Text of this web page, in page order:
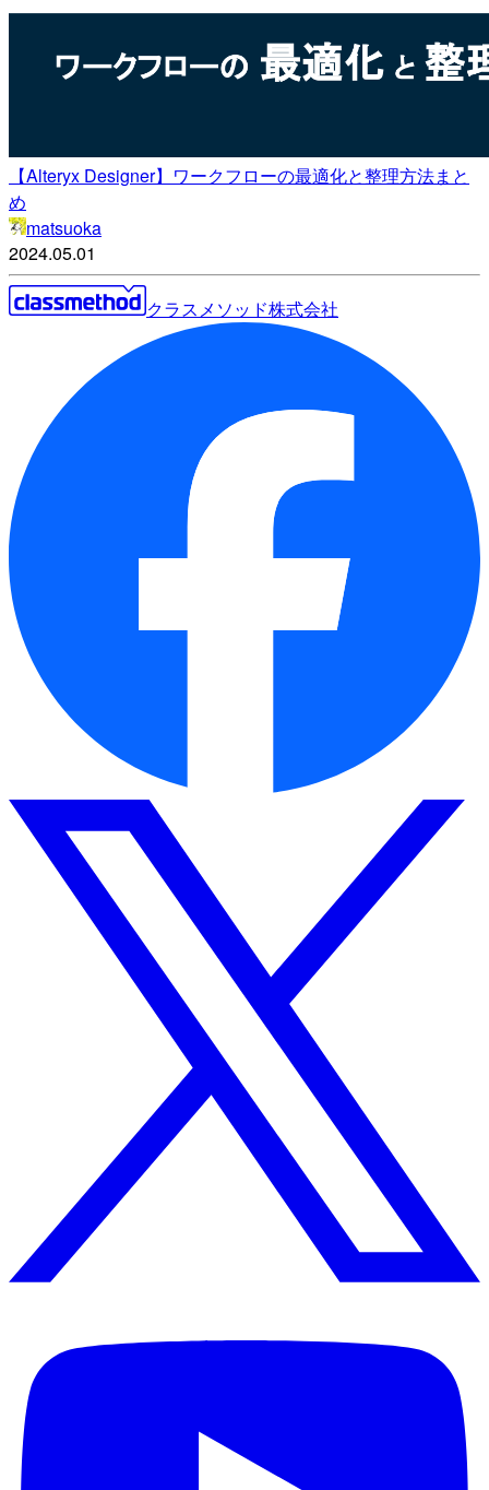
【Alteryx Designer】ワークフローの最適化と整理方法まと
め
matsuoka
2024.05.01
クラスメソッド株式会社